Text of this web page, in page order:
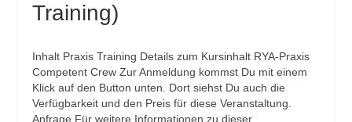
Training)
Inhalt Praxis Training Details zum Kursinhalt RYA-Praxis
Competent Crew Zur Anmeldung kommst Du mit einem
Klick auf den Button unten. Dort siehst Du auch die
Verfügbarkeit und den Preis für diese Veranstaltung.
Anfrage Für weitere Informationen zu dieser